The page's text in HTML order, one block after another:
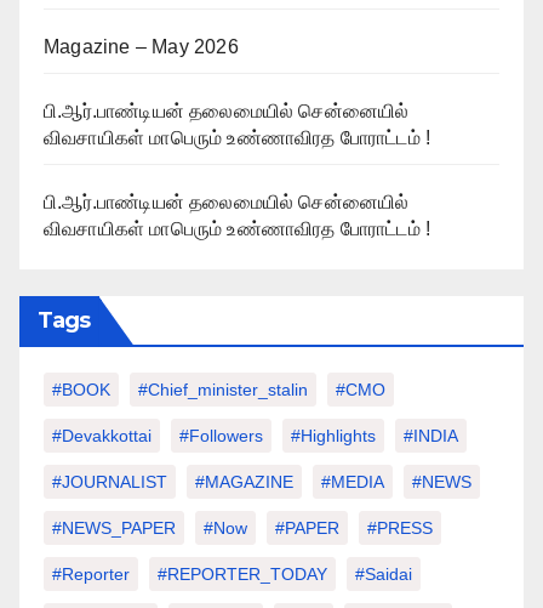
Magazine – May 2026
பி.ஆர்.பாண்டியன் தலைமையில் சென்னையில்
விவசாயிகள் மாபெரும் உண்ணாவிரத போராட்டம் !
பி.ஆர்.பாண்டியன் தலைமையில் சென்னையில்
விவசாயிகள் மாபெரும் உண்ணாவிரத போராட்டம் !
Tags
#BOOK #chief_minister_stalin #CMO
#devakkottai #followers #highlights #INDIA
#JOURNALIST #MAGAZINE #MEDIA #NEWS
#NEWS_PAPER #Now #PAPER #PRESS
#Reporter #REPORTER_TODAY #saidai